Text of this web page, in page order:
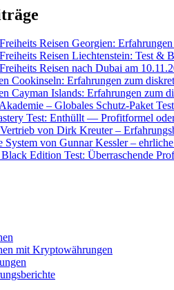
Reisen Georgien:
Reisen Liechtenstein: Test &
Reisen nach Dubai am
Cookinseln: Erfahrungen zum
Cayman Islands: Erfahrungen zum
– Globales Schutz-Paket
Test: Enthüllt — Profitformel
von Dirk Kreuter –
System von Gunnar Kessler –
Edition Test: Überraschende
mit Kryptowährungen